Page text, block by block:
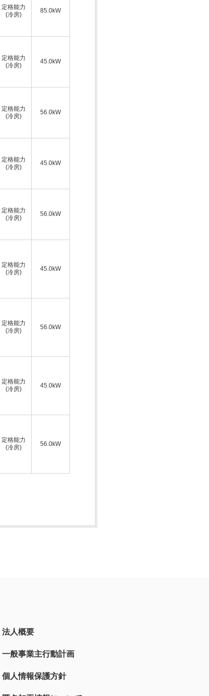
定格能力
(冷房)
85.0kW
定格能力
(冷房)
45.0kW
定格能力
(冷房)
56.0kW
定格能力
(冷房)
45.0kW
定格能力
(冷房)
56.0kW
定格能力
(冷房)
45.0kW
定格能力
(冷房)
56.0kW
定格能力
(冷房)
45.0kW
定格能力
(冷房)
56.0kW
法人概要
一般事業主行動計画
個人情報保護方針